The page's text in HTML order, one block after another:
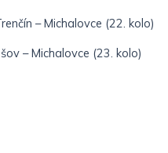
– Michalovce (22. kolo)
– Michalovce (23. kolo)